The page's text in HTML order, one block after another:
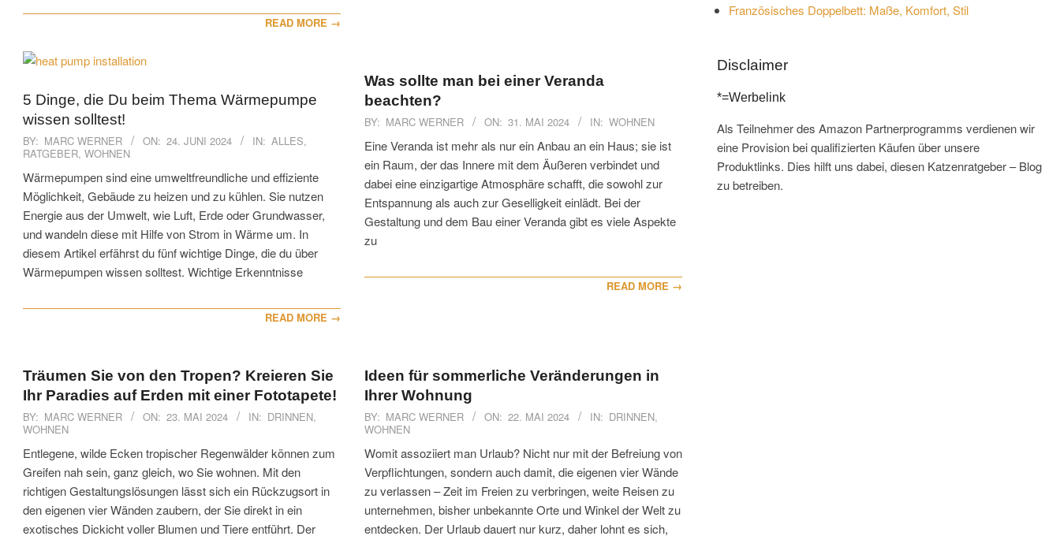
READ MORE →
5 Dinge, die Du beim Thema Wärmepumpe
wissen solltest!
2024-
06-
24
BY: MARC WERNER ON: 24. JUNI 2024 IN: ALLES,
RATGEBER, WOHNEN
Wärmepumpen sind eine umweltfreundliche und effiziente
Möglichkeit, Gebäude zu heizen und zu kühlen. Sie nutzen
Energie aus der Umwelt, wie Luft, Erde oder Grundwasser,
und wandeln diese mit Hilfe von Strom in Wärme um. In
diesem Artikel erfährst du fünf wichtige Dinge, die du über
Wärmepumpen wissen solltest. Wichtige Erkenntnisse
READ MORE →
Was sollte man bei einer Veranda
beachten?
2024-
31
BY: MARC WERNER ON: 31. MAI 2024 IN: WOHNEN
Eine Veranda ist mehr als nur ein Anbau an ein Haus; sie ist
ein Raum, der das Innere mit dem Äußeren verbindet und
dabei eine einzigartige Atmosphäre schafft, die sowohl zur
Entspannung als auch zur Geselligkeit einlädt. Bei der
Gestaltung und dem Bau einer Veranda gibt es viele Aspekte
zu
READ MORE →
Träumen Sie von den Tropen? Kreieren Sie
Ihr Paradies auf Erden mit einer Fototapete!
2024-
05-
23
BY: MARC WERNER ON: 23. MAI 2024 IN: DRINNEN,
WOHNEN
Entlegene, wilde Ecken tropischer Regenwälder können zum
Greifen nah sein, ganz gleich, wo Sie wohnen. Mit den
richtigen Gestaltungslösungen lässt sich ein Rückzugsort in
den eigenen vier Wänden zaubern, der Sie direkt in ein
exotisches Dickicht voller Blumen und Tiere entführt. Der
Ideen für sommerliche Veränderungen in
Ihrer Wohnung
2024-
05-
22
BY: MARC WERNER ON: 22. MAI 2024 IN: DRINNEN,
WOHNEN
Womit assoziiert man Urlaub? Nicht nur mit der Befreiung von
Verpflichtungen, sondern auch damit, die eigenen vier Wände
zu verlassen – Zeit im Freien zu verbringen, weite Reisen zu
unternehmen, bisher unbekannte Orte und Winkel der Welt zu
entdecken. Der Urlaub dauert nur kurz, daher lohnt es sich,
Französisches Doppelbett: Maße, Komfort, Stil
Disclaimer
*=Werbelink
Als Teilnehmer des Amazon Partnerprogramms verdienen wir
eine Provision bei qualifizierten Käufen über unsere
Produktlinks. Dies hilft uns dabei, diesen Katzenratgeber – Blog
zu betreiben.